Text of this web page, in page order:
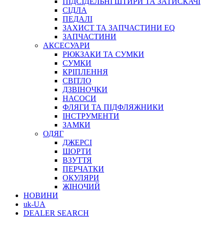
СІДЛА
ПЕДАЛІ
ЗАХИСТ ТА ЗАПЧАСТИНИ EQ
ЗАПЧАСТИНИ
АКСЕСУАРИ
РЮКЗАКИ ТА СУМКИ
СУМКИ
КРІПЛЕННЯ
СВІТЛО
ДЗВІНОЧКИ
НАСОСИ
ФЛЯГИ ТА ПІДФЛЯЖНИКИ
ІНСТРУМЕНТИ
ЗАМКИ
ОДЯГ
ДЖЕРСІ
ШОРТИ
ВЗУТТЯ
ПЕРЧАТКИ
ОКУЛЯРИ
ЖІНОЧИЙ
НОВИНИ
uk-UA
DEALER SEARCH